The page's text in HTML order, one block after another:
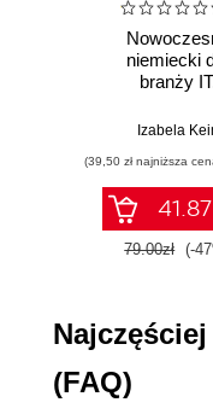
Polonizacja
Konfiguracja
Umieszczanie
głównym
Brak
Podsumowanie
niemiecki
branży
Izabela
(39,50 zł najniższa
41.87
79.00zł (-
(FAQ)